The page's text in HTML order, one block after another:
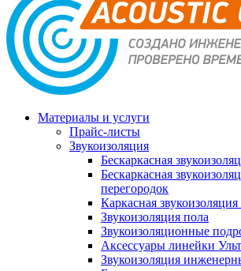
Материалы и услуги
Прайс-листы
Звукоизоляция
Бескаркасная
Бескаркасная
перегородок
Каркасная
Звукоизоляция пола
Звукоизоляционные
Аксессуары линейки
Звукоизоляция